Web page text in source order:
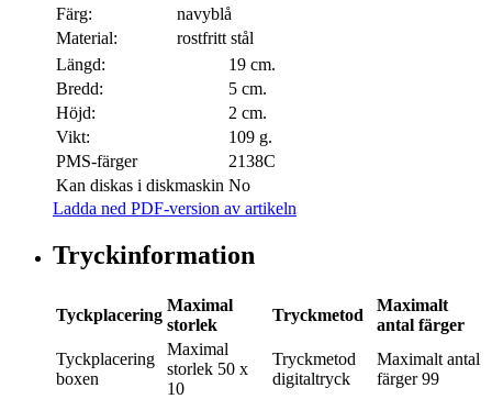
Färg:
navyblå
Material:
rostfritt stål
Längd:
19 cm.
Bredd:
5 cm.
Höjd:
2 cm.
Vikt:
109 g.
PMS-färger
2138C
Kan diskas i diskmaskin No
Ladda ned PDF-version av artikeln
Tryckinformation
Tyckplacering
Maximal
storlek
Tryckmetod
Maximalt
antal färger
Tyckplacering
boxen
Maximal
storlek 50 x
10
Tryckmetod
digitaltryck
Maximalt antal
färger 99